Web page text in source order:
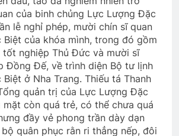
Trần Trung Hiếu K23
Years Ago
Tập III chương 33
Years Ago
DÊ CỦA ÔNG SEGUIN (Alphonse
của binh chủng Lực Lượng Đặc
lễ nghỉ phép, mười chín sĩ quan
của khóa mình, trong đó gồm
tốt nghiệp Thủ Đức và mười sĩ
Đồng Đế, về trình diện Bộ tư lịnh
ở Nha Trang. Thiếu tá Thanh
quản trị của Lực Lượng Đặc
còn quá trẻ, có thể chưa quá
đầy vẻ phong trần dày dạn
quân phục rằn ri thẳng nếp, đôi